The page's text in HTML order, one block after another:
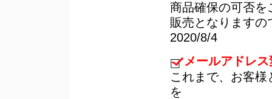
商品確保の可否を
販売となりますの
2020/8/4
メールアドレ
これまで、お客
を